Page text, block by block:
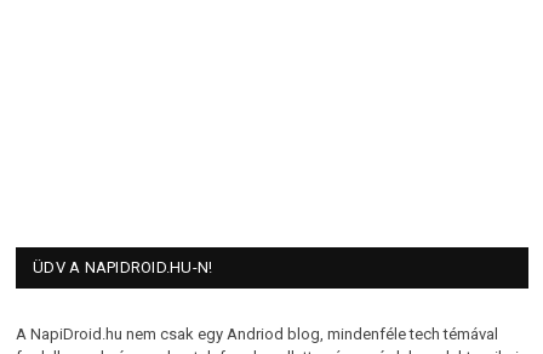
ÜDV A NAPIDROID.HU-N!
A NapiDroid.hu nem csak egy Andriod blog, mindenféle tech témával